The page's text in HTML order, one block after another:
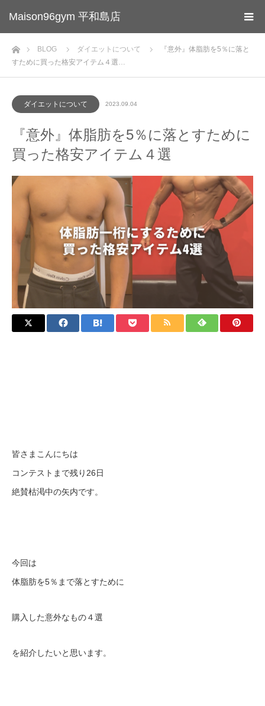
Maison96gym 平和島店
ホームBLOG ダイエットについて
『意外』体脂肪を5％に落と
すために買った格安アイテム４選…
ダイエットについて 2023.09.04
『意外』体脂肪を5％に落とすために
買った格安アイテム４選
皆さまこんにちは
コンテストまで残り26日
絶賛枯渇中の矢内です。
今回は
体脂肪を5％まで落とすために
購入した意外なもの４選
を紹介したいと思います。